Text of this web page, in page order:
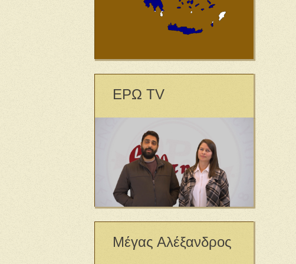
ΕΡΩ TV
Μέγας Αλέξανδρος